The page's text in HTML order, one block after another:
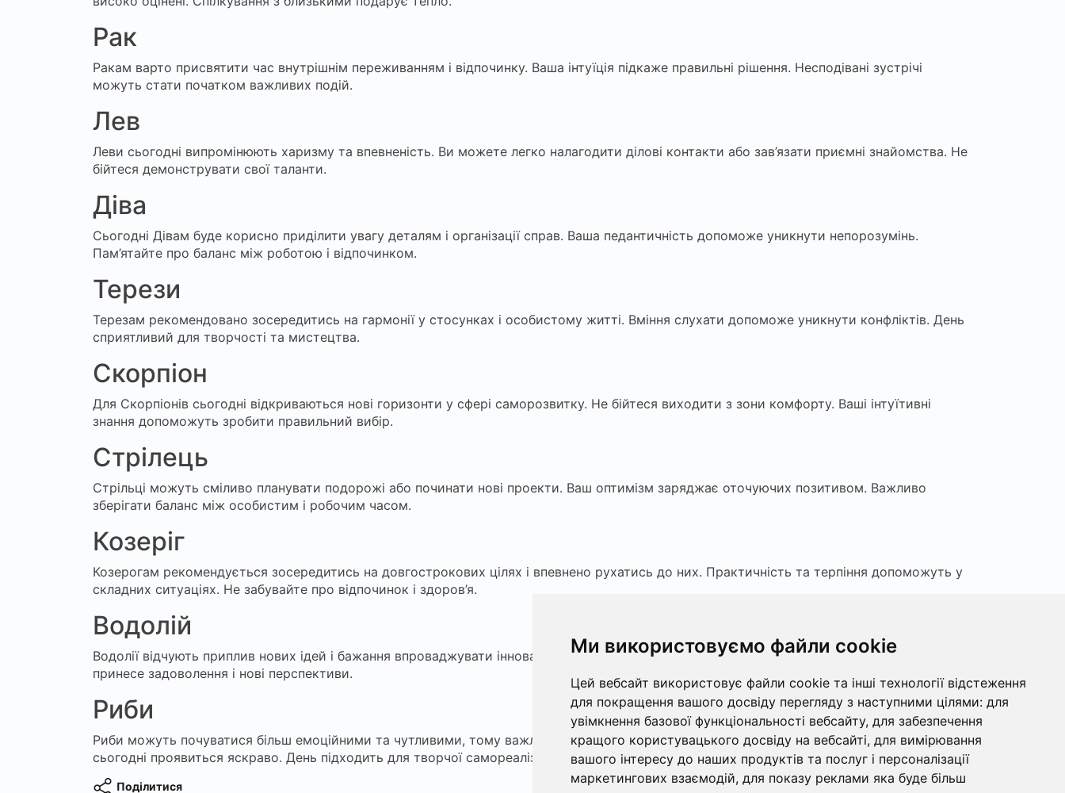
Ми використовуємо файли cookie
Цей вебсайт використовує файли cookie та інші технології відстеження
для покращення вашого досвіду перегляду з наступними цілями: для
увімкнення базової функціональності вебсайту, для забезпечення
кращого користувацького досвіду на вебсайті, для вимірювання
вашого інтересу до наших продуктів та послуг і персоналізації
маркетингових взаємодій, для показу реклами яка буде більш
Рак
Ракам варто присвятити час внутрішнім переживанням і відпочинку. Ваша інтуїція підкаже правильні рішення. Несподівані зустрічі
можуть стати початком важливих подій.
Лев
Леви сьогодні випромінюють харизму та впевненість. Ви можете легко налагодити ділові контакти або зав’язати приємні знайомства. Не
бійтеся демонструвати свої таланти.
Діва
Сьогодні Дівам буде корисно приділити увагу деталям і організації справ. Ваша педантичність допоможе уникнути непорозумінь.
Пам’ятайте про баланс між роботою і відпочинком.
Терези
Терезам рекомендовано зосередитись на гармонії у стосунках і особистому житті. Вміння слухати допоможе уникнути конфліктів. День
сприятливий для творчості та мистецтва.
Скорпіон
Для Скорпіонів сьогодні відкриваються нові горизонти у сфері саморозвитку. Не бійтеся виходити з зони комфорту. Ваші інтуїтивні
знання допоможуть зробити правильний вибір.
Стрілець
Стрільці можуть сміливо планувати подорожі або починати нові проекти. Ваш оптимізм заряджає оточуючих позитивом. Важливо
зберігати баланс між особистим і робочим часом.
Козеріг
Козерогам рекомендується зосередитись на довгострокових цілях і впевнено рухатись до них. Практичність та терпіння допоможуть у
складних ситуаціях. Не забувайте про відпочинок і здоров’я.
Водолій
Водолії відчують приплив нових ідей і бажання впроваджувати інновації. Сміливо втілюйте свої мрії в життя. Спілкування з друзями
принесе задоволення і нові перспективи.
Риби
Риби можуть почуватися більш емоційними та чутливими, тому важливо шукати спокій та натхнення у природі. Ваше мистецьке начало
сьогодні проявиться яскраво. День підходить для творчої самореалізації.
Поділитися